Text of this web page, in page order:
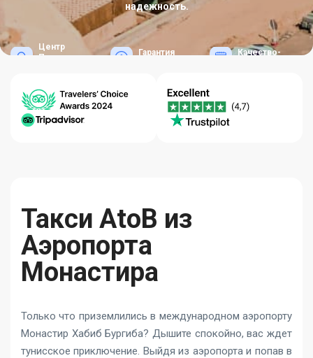
надежность.
Центр
Помощи
Гарантия
Качество-
Такси AtoB из
Аэропорта
Монастира
Только что приземлились в международном аэропорту
Монастир Хабиб Бургиба? Дышите спокойно, вас ждет
тунисское приключение. Выйдя из аэропорта и попав в